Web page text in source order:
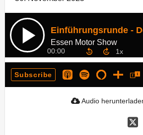
Essen Motor Show
00:00
Subscribe
Audio